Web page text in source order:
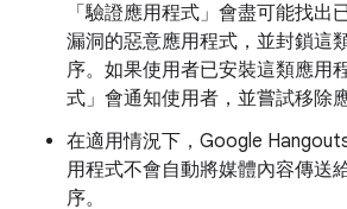
「驗證應用程式」會盡可能找出
漏洞的惡意應用程式，並封鎖這
序。如果使用者已安裝這類應用
式」會通知使用者，並嘗試移除
在適用情況下，Google
用程式不會自動將媒體內容傳送
序。